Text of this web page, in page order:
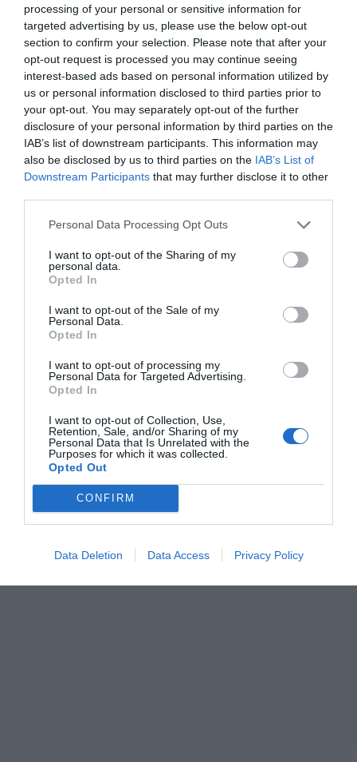
processing of your personal or sensitive information for
targeted advertising by us, please use the below opt-out
section to confirm your selection. Please note that after your
opt-out request is processed you may continue seeing
interest-based ads based on personal information utilized by
us or personal information disclosed to third parties prior to
your opt-out. You may separately opt-out of the further
disclosure of your personal information by third parties on the
IAB’s list of downstream participants. This information may
also be disclosed by us to third parties on the IAB’s List of
Downstream Participants that may further disclose it to other
Personal Data Processing Opt Outs
I want to opt-out of the Sharing of my
personal data.
Opted In
I want to opt-out of the Sale of my
Personal Data.
Opted In
I want to opt-out of processing my
Personal Data for Targeted Advertising.
Opted In
I want to opt-out of Collection, Use,
Retention, Sale, and/or Sharing of my
Personal Data that Is Unrelated with the
Purposes for which it was collected.
Opted Out
CONFIRM
Data Deletion Data Access Privacy Policy
entidades locales están siendo llamados a aportar
propuestas y prioridades para definir el futuro de la
Reserva.
Durante los últimos meses ya se han celebrado
jornadas y talleres participativosen los que han
tomado parte representantes del Consejo de
Participación, productores locales y
administraciones. En las próximas semanas, está
previsto ampliar estos encuentros con sesiones